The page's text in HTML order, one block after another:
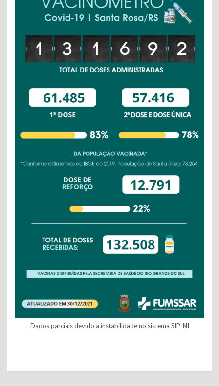
Dados parciais devido a instabilidade no sistema SIP-NI
Continue